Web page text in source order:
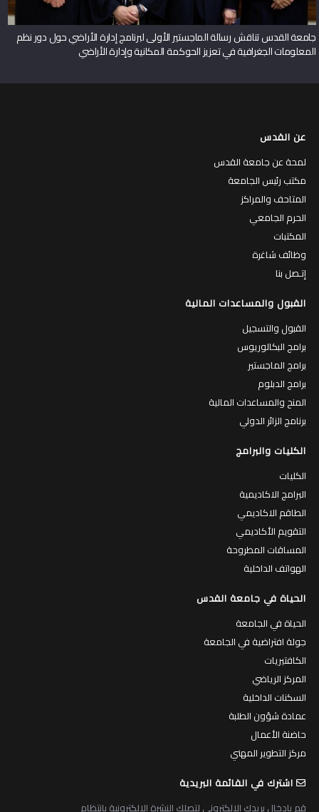
جامعة القدس تناقش رسالة الماجستير الأولى لبرنامج إدارة الأراضي حول دور نظم
المعلومات الجغرافية في تعزيز الحوكمة المكانية وإدارة الأراضي
عن القدس
لمحة عن جامعة القدس
مكتب رئيس الجامعة
المتاحف والمراكز
الحرم الجامعي
المكتبات
وظائف شاغرة
إتـصل بنا
القبول والمساعدات المالية
القبول والتسجيل
برامج البكالوريوس
برامج الماجستير
برامج الدبلوم
المنح والمساعدات المالية
برنامج الزائر الدولي
الكليات والبرامج
الكليات
البرامج الاكاديمية
الطاقم الاكاديمي
التقويم الأكاديمي
المساقات المطروحة
الهواتف الداخلية
الحياة في جامعة القدس
الحياة في الجامعة
جولة افتراضية في الجامعة
الكافتيريات
المركز الرياضي
السكنات الداخلية
عمادة شؤون الطلبة
حاضنة الأعمال
مركز التطوير المهني
اشترك في القائمة البريدية
قم بادخال بريدك الالكتروني لتصلك النشرة الالكترونية بانتظام